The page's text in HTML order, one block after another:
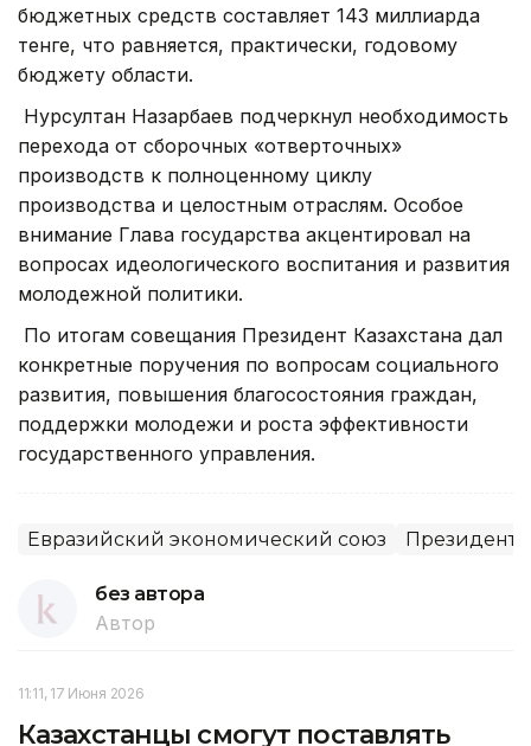
бюджетных средств составляет 143 миллиарда
тенге, что равняется, практически, годовому
бюджету области.
Нурсултан Назарбаев подчеркнул необходимость
перехода от сборочных «отверточных»
производств к полноценному циклу
производства и целостным отраслям. Особое
внимание Глава государства акцентировал на
вопросах идеологического воспитания и развития
молодежной политики.
По итогам совещания Президент Казахстана дал
конкретные поручения по вопросам социального
развития, повышения благосостояния граждан,
поддержки молодежи и роста эффективности
государственного управления.
Евразийский экономический союз Президент
без автора
Автор
11:11, 17 Июня 2026
Казахстанцы смогут поставлять